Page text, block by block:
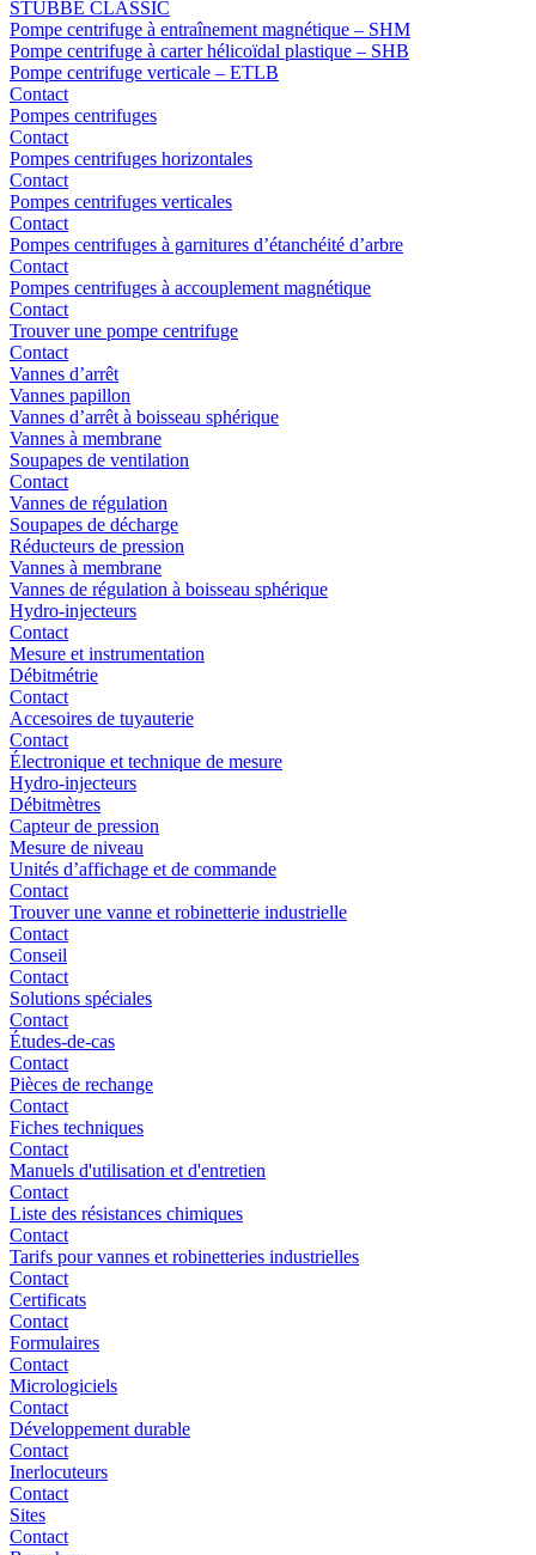
STÜBBE CLASSIC
Pompe centrifuge à entraînement magnétique – SHM
Pompe centrifuge à carter hélicoïdal plastique – SHB
Pompe centrifuge verticale – ETLB
Contact
Pompes centrifuges
Contact
Pompes centrifuges horizontales
Contact
Pompes centrifuges verticales
Contact
Pompes centrifuges à garnitures d’étanchéité d’arbre
Contact
Pompes centrifuges à accouplement magnétique
Contact
Trouver une pompe centrifuge
Contact
Vannes d’arrêt
Vannes papillon
Vannes d’arrêt à boisseau sphérique
Vannes à membrane
Soupapes de ventilation
Contact
Vannes de régulation
Soupapes de décharge
Réducteurs de pression
Vannes à membrane
Vannes de régulation à boisseau sphérique
Hydro-injecteurs
Contact
Mesure et instrumentation
Débitmétrie
Contact
Accesoires de tuyauterie
Contact
Électronique et technique de mesure
Hydro-injecteurs
Débitmètres
Capteur de pression
Mesure de niveau
Unités d’affichage et de commande
Contact
Trouver une vanne et robinetterie industrielle
Contact
Conseil
Contact
Solutions spéciales
Contact
Études-de-cas
Contact
Pièces de rechange
Contact
Fiches techniques
Contact
Manuels d'utilisation et d'entretien
Contact
Liste des résistances chimiques
Contact
Tarifs pour vannes et robinetteries industrielles
Contact
Certificats
Contact
Formulaires
Contact
Micrologiciels
Contact
Développement durable
Contact
Inerlocuteurs
Contact
Sites
Contact